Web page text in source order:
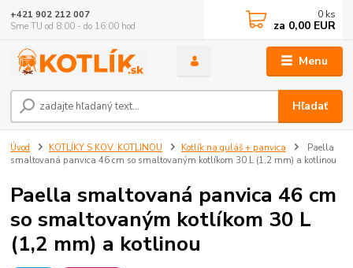
Menu
Hľadať
+421 902 212 007
Sme TU od 8:00 - do 16:00 hod
0 ks
za 0,00 EUR
Úvod KOTLÍKY S KOV. KOTLINOU Kotlík na guláš + panvica
Paella
smaltovaná panvica 46 cm so smaltovaným kotlíkom 30 L (1,2 mm) a kotlinou
Paella smaltovaná panvica 46 cm
so smaltovaným kotlíkom 30 L
(1,2 mm) a kotlinou